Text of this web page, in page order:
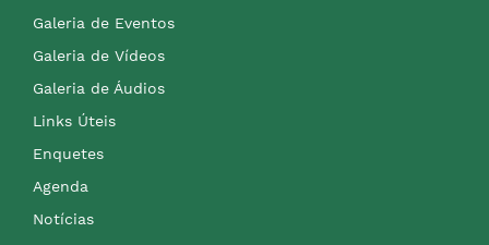
Galeria de Eventos
Galeria de Vídeos
Galeria de Áudios
Links Úteis
Enquetes
Agenda
Notícias